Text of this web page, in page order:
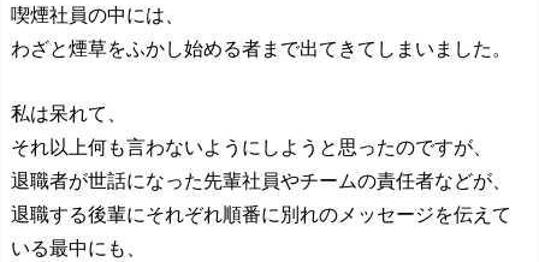
喫煙社員の中には、
わざと煙草をふかし始める者まで出てきてしまいました。
私は呆れて、
それ以上何も言わないようにしようと思ったのですが、
退職者が世話になった先輩社員やチームの責任者などが、
退職する後輩にそれぞれ順番に別れのメッセージを伝えて
いる最中にも、